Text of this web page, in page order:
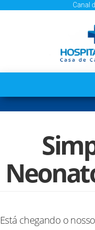
Canal
Está chegando o